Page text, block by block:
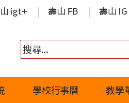
igt+ 壽山 FB 壽山 IG
學校行事曆 教學